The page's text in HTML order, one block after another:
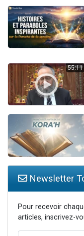
55:11
Newsletter
Pour recevoir
articles, inscrivez-